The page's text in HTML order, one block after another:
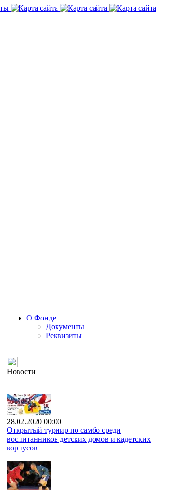
О Фонде
Документы
Реквизиты
Новости
28.02.2020 00:00
Открытый турнир по самбо среди
воспитанников детских домов и кадетских
корпусов